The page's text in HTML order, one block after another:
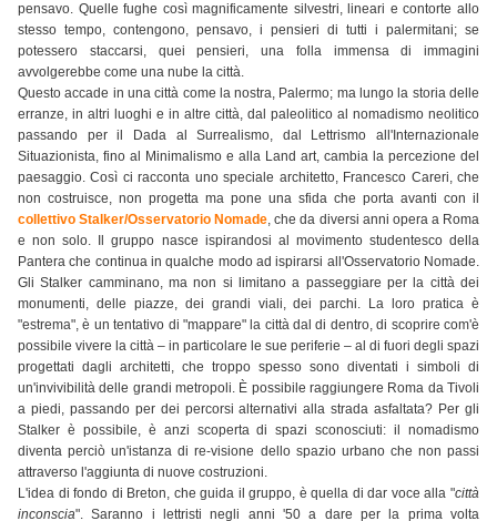
pensavo. Quelle fughe così magnificamente silvestri, lineari e contorte allo
stesso tempo, contengono, pensavo, i pensieri di tutti i palermitani; se
potessero staccarsi, quei pensieri, una folla immensa di immagini
avvolgerebbe come una nube la città.
Questo accade in una città come la nostra, Palermo; ma lungo la storia delle
erranze, in altri luoghi e in altre città, dal paleolitico al nomadismo neolitico
passando per il Dada al Surrealismo, dal Lettrismo all'Internazionale
Situazionista, fino al Minimalismo e alla Land art, cambia la percezione del
paesaggio. Così ci racconta uno speciale architetto, Francesco Careri, che
non costruisce, non progetta ma pone una sfida che porta avanti con il
collettivo Stalker/Osservatorio Nomade, che da diversi anni opera a Roma
e non solo. Il gruppo nasce ispirandosi al movimento studentesco della
Pantera che continua in qualche modo ad ispirarsi all'Osservatorio Nomade.
Gli Stalker camminano, ma non si limitano a passeggiare per la città dei
monumenti, delle piazze, dei grandi viali, dei parchi. La loro pratica è
"estrema", è un tentativo di "mappare" la città dal di dentro, di scoprire com'è
possibile vivere la città – in particolare le sue periferie – al di fuori degli spazi
progettati dagli architetti, che troppo spesso sono diventati i simboli di
un'invivibilità delle grandi metropoli. È possibile raggiungere Roma da Tivoli
a piedi, passando per dei percorsi alternativi alla strada asfaltata? Per gli
Stalker è possibile, è anzi scoperta di spazi sconosciuti: il nomadismo
diventa perciò un'istanza di re-visione dello spazio urbano che non passi
attraverso l'aggiunta di nuove costruzioni.
L'idea di fondo di Breton, che guida il gruppo, è quella di dar voce alla "città
inconscia". Saranno i lettristi negli anni '50 a dare per la prima volta